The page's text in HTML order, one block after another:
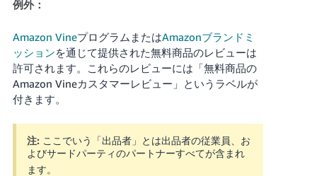
例外：
Amazon VineプログラムまたはAmazonブランドミ
ッションを通じて提供された無料商品のレビューは
許可されます。これらのレビューには「無料商品の
Amazon Vineカスタマーレビュー」というラベルが
付きます。
注: ここでいう「出品者」とは出品者の従業員、お
よびサードパーティのパートナーすべてが含まれ
ます。